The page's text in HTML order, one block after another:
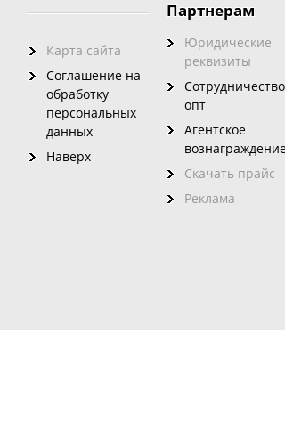
Карта сайта
Соглашение на
обработку
персональных
данных
Наверх
Партнерам
Юридические
реквизиты
опт
Агентское
Скачать прайс
Реклама